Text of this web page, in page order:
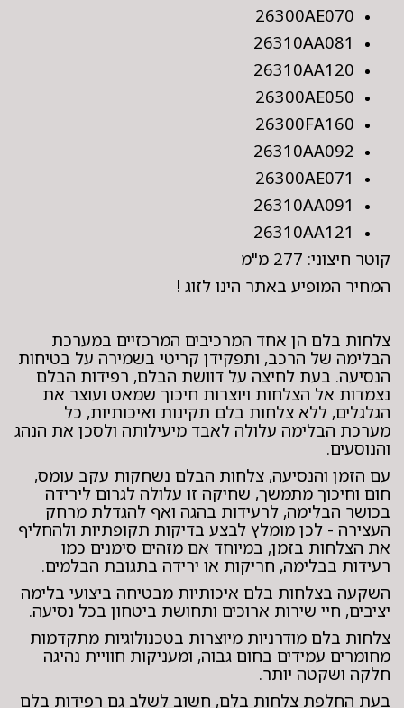
26300AE070
26310AA081
26310AA120
26300AE050
26300FA160
26310AA092
26300AE071
26310AA091
26310AA121
קוטר חיצוני: 277 מ"מ
המחיר המופיע באתר הינו לזוג !
צלחות בלם הן אחד המרכיבים המרכזיים במערכת
הבלימה של הרכב, ותפקידן קריטי בשמירה על בטיחות
הנסיעה. בעת לחיצה על דוושת הבלם, רפידות הבלם
נצמדות אל הצלחות ויוצרות חיכוך שמאט ועוצר את
הגלגלים, ללא צלחות בלם תקינות ואיכותיות, כל
מערכת הבלימה עלולה לאבד מיעילותה ולסכן את הנהג
והנוסעים.
עם הזמן והנסיעה, צלחות הבלם נשחקות עקב עומס,
חום וחיכוך מתמשך, שחיקה זו עלולה לגרום לירידה
בכושר הבלימה, לרעידות בהגה ואף להגדלת מרחק
העצירה - לכן מומלץ לבצע בדיקות תקופתיות ולהחליף
את הצלחות בזמן, במיוחד אם מזהים סימנים כמו
רעידות בבלימה, חריקות או ירידה בתגובת הבלמים.
השקעה בצלחות בלם איכותיות מבטיחה ביצועי בלימה
יציבים, חיי שירות ארוכים ותחושת ביטחון בכל נסיעה.
צלחות בלם מודרניות מיוצרות בטכנולוגיות מתקדמות
מחומרים עמידים בחום גבוה, ומעניקות חוויית נהיגה
חלקה ושקטה יותר.
בעת החלפת צלחות בלם, חשוב לשלב גם רפידות בלם